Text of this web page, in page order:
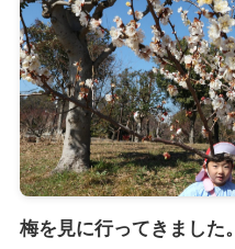
梅を見に行ってきました。